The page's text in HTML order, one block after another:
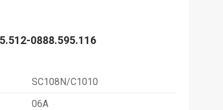
0888.595.116
SC108N/C1010
06A